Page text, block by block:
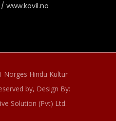
www.kovil.no
Norges Hindu Kultur
by, Design By:
Solution (Pvt) Ltd.